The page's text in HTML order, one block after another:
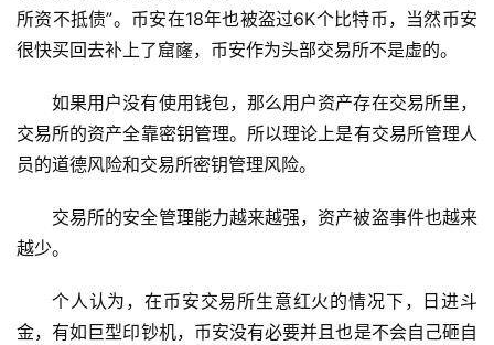
所资不抵债”。币安在18年也被盗过6K个比特币，当然币安
很快买回去补上了窟窿，币安作为头部交易所不是虚的。
如果用户没有使用钱包，那么用户资产存在交易所里，
交易所的资产全靠密钥管理。所以理论上是有交易所管理人
员的道德风险和交易所密钥管理风险。
交易所的安全管理能力越来越强，资产被盗事件也越来
越少。
个人认为，在币安交易所生意红火的情况下，日进斗
金，有如巨型印钞机，币安没有必要并且也是不会自己砸自